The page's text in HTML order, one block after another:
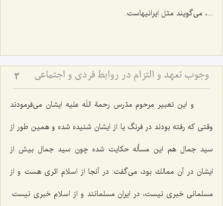
...، می‌گویند مثل ایرانیهاست.
وجوب تعهد و التزام در روابط فردى و اجتماعى 3
و این تعبیر مرحوم مدّرس رحمة اللَه علیه ایشان می‌فرمودند
وقتی كه رفته بودند در فرنگ یا از ایشان شنیده شده و همین طور از
سید جمال هم این مسأله حكایت شده چون سید جمال بیش از
ایشان در آن ممالك بود، می‌گفت: در آنجا از اسلام اثری هست و از
مسلمانی خبری نیست، در ایران مسلمانند و از اسلام خبری نیست.